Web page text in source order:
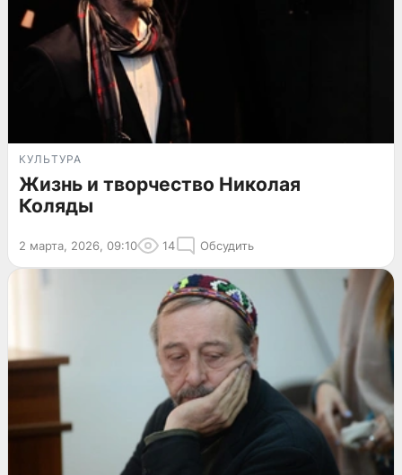
КУЛЬТУРА
Жизнь и творчество Николая
Коляды
2 марта, 2026, 09:10 14 Обсудить